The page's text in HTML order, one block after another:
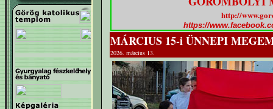
http://
https://
MÁRCIUS 15-i ÜNNEPI
2026. március 13.